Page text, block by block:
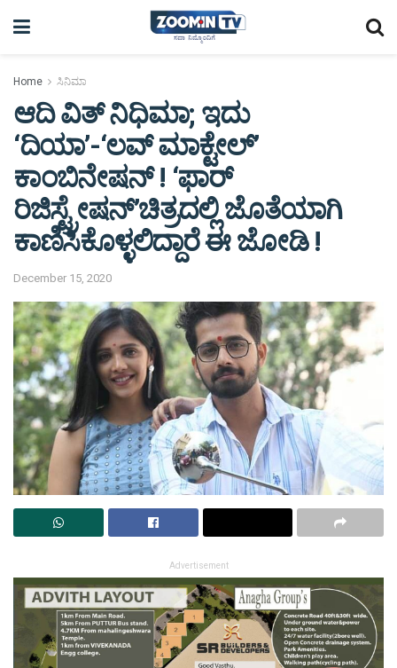
Home ಸಿನಿಮಾ
ಆದಿ ವಿತ್ ನಿಧಿಮಾ; ಇದು
‘ದಿಯಾ’-‘ಲವ್‌ ಮಾಕ್ಟೇಲ್’
ಕಾಂಬಿನೇಷನ್ ! ‘ಫಾರ್
ರಿಜಿಸ್ಟ್ರೇಷನ್’ಚಿತ್ರದಲ್ಲಿ ಜೊತೆಯಾಗಿ
ಕಾಣಿಸಿಕೊಳ್ಳಲಿದ್ದಾರೆ ಈ ಜೋಡಿ !
December 15, 2020
Advertisement